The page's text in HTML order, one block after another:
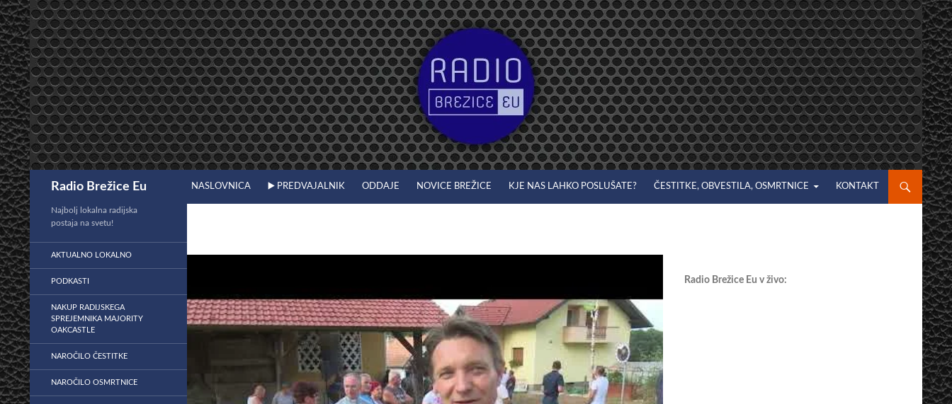
Preskoči
na
vsebino
Radio Brežice Eu NASLOVNICA ▶️ PREDVAJALNIK ODDAJE NOVICE BREŽICE KJE NAS LAHKO POSLUŠATE? ČESTITKE, OBVESTILA, OSMRTNICE KONTAKT
Radio Brežice Eu v živo:
Najbolj lokalna radijska
postaja na svetu!
AKTUALNO LOKALNO
PODKASTI
NAKUP RADIJSKEGA
SPREJEMNIKA MAJORITY
OAKCASTLE
NAROČILO ČESTITKE
NAROČILO OSMRTNICE